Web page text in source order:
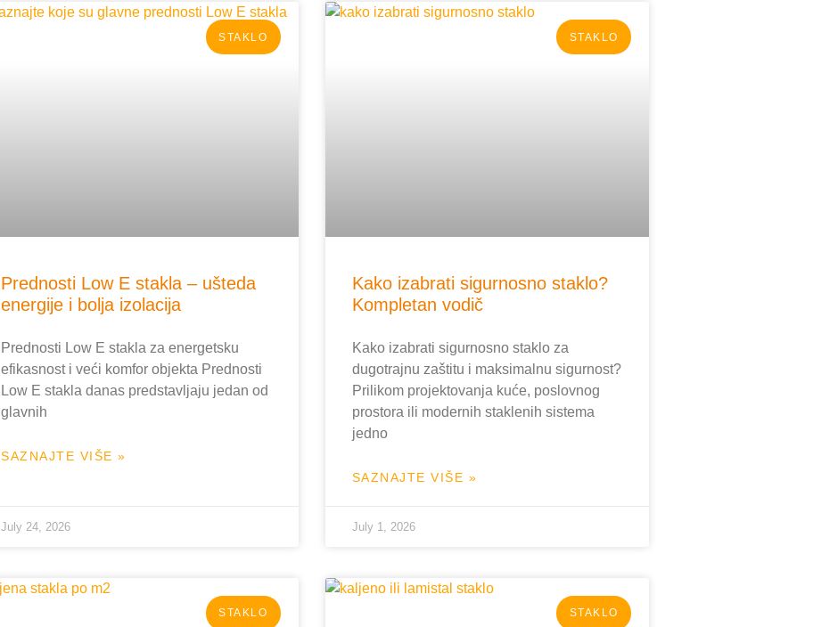
STAKLO
Prednosti Low E stakla – ušteda
energije i bolja izolacija
Prednosti Low E stakla za energetsku
efikasnost i veći komfor objekta Prednosti
Low E stakla danas predstavljaju jedan od
glavnih
SAZNAJTE VIŠE »
July 24, 2026
STAKLO
Kako izabrati sigurnosno staklo?
Kompletan vodič
Kako izabrati sigurnosno staklo za
dugotrajnu zaštitu i maksimalnu sigurnost?
Prilikom projektovanja kuće, poslovnog
prostora ili modernih staklenih sistema
jedno
SAZNAJTE VIŠE »
July 1, 2026
STAKLO STAKLO